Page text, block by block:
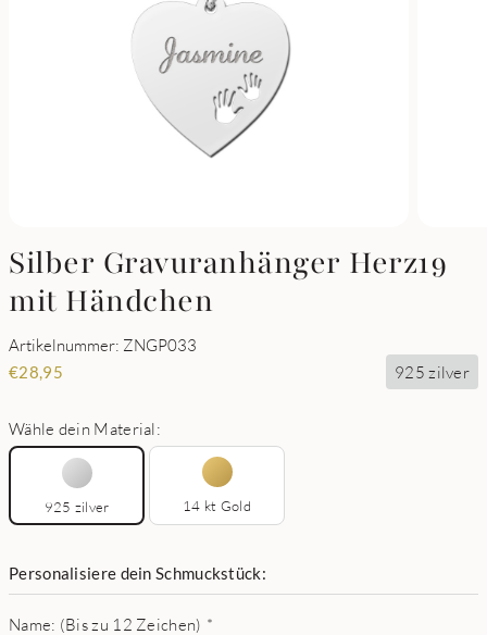
Silber Gravuranhänger Herz19
mit Händchen
Artikelnummer: ZNGP033
€28,95 925 zilver
Wähle dein Material:
925 zilver 14 kt Gold
Personalisiere dein Schmuckstück:
Name: (Bis zu 12 Zeichen) *